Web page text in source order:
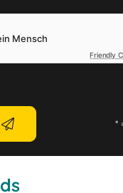
Friendly
*